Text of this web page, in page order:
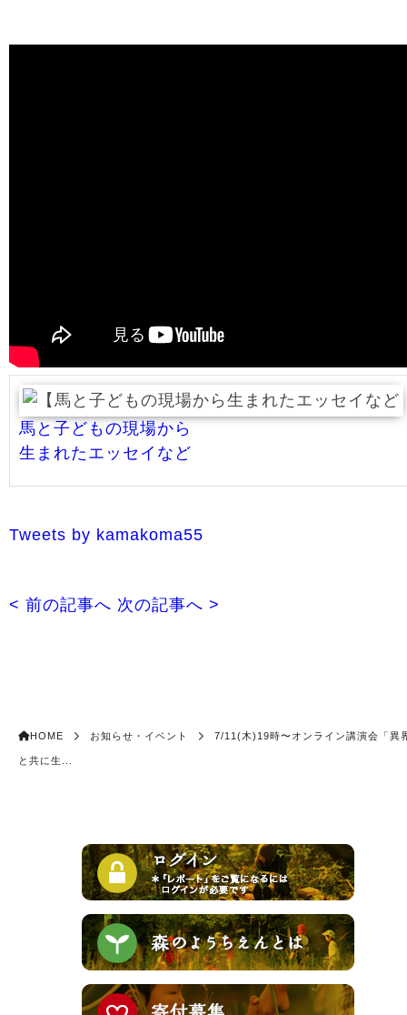
馬と子どもの現場から
生まれたエッセイなど
Tweets by kamakoma55
< 前の記事へ 次の記事へ >
HOME お知らせ・イベント 7/11(木)19時〜オンライン講演会「異
と共に生...